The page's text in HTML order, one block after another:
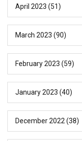
April 2023 (51)
March 2023 (90)
February 2023 (59)
January 2023 (40)
December 2022 (38)